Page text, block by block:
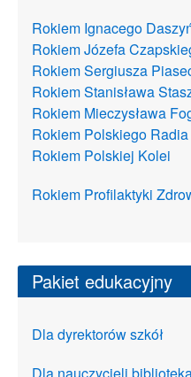
Rokiem Ignacego
Rokiem Józefa
Rokiem Sergiusza
Rokiem Stanisława
Rokiem Mieczysława
Rokiem Polskiego Radia
Rokiem Polskiej Kolei
Rokiem Profilaktyki
Pakiet edukacyjny
Dla dyrektorów szkół
Dla nauczycieli